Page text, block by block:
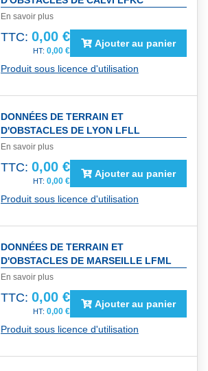
En savoir plus
TTC: 0,00 €
0,00 €
Ajouter au panier
Produit sous licence d'utilisation
DONNÉES DE TERRAIN ET
D'OBSTACLES DE LYON LFLL
En savoir plus
TTC: 0,00 €
0,00 €
Ajouter au panier
Produit sous licence d'utilisation
DONNÉES DE TERRAIN ET
D'OBSTACLES DE MARSEILLE LFML
En savoir plus
TTC: 0,00 €
0,00 €
Ajouter au panier
Produit sous licence d'utilisation